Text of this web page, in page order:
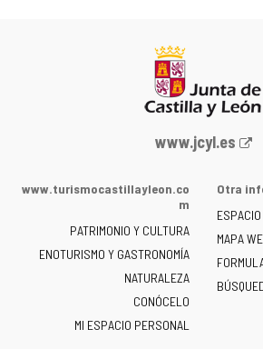
Portal
la
de
Castilla
y
León
-
www.jcyl.es
www.turismocastillayleon.co
m
PATRIMONIO Y CULTURA
ENOTURISMO Y GASTRONOMÍA
NATURALEZA
CONÓCELO
MI ESPACIO PERSONAL
Otra
MAPA